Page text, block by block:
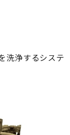
洗浄するシステ